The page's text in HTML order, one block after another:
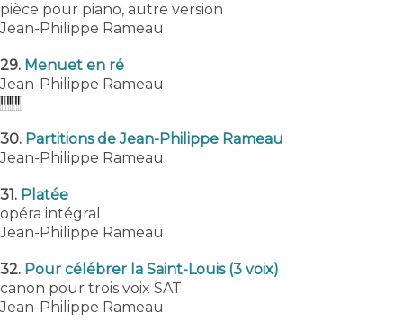
pièce pour piano, autre version
Jean-Philippe Rameau
29. Menuet en ré
Jean-Philippe Rameau
30. Partitions de Jean-Philippe Rameau
Jean-Philippe Rameau
31. Platée
opéra intégral
Jean-Philippe Rameau
32. Pour célébrer la Saint-Louis (3 voix)
canon pour trois voix SAT
Jean-Philippe Rameau